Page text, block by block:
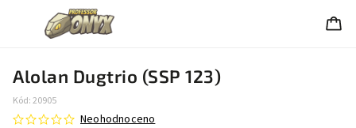
Alolan Dugtrio (SSP 123)
Kód:20905
Neohodnoceno